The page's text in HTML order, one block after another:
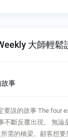
大師輕鬆
故事
要說的故事 The four
不斷反覆出現。 無論
需的橋梁。顧客想要